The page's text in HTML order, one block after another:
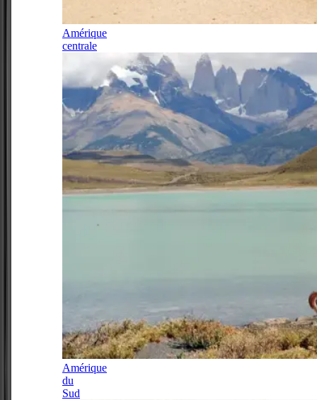
Amérique
centrale
Amérique
du
Sud